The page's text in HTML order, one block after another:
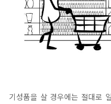
기성품을 살 경우에는 절대로